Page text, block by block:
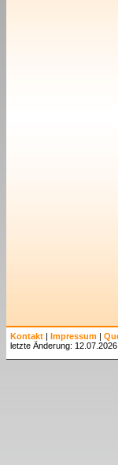
Kontakt | Impressum |
letzte Änderung: 12.07.2026